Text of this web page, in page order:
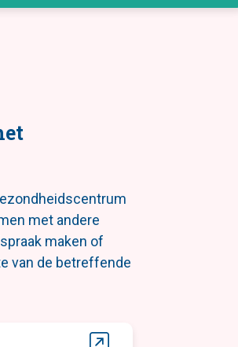
met andere
maken of
van de betreffende